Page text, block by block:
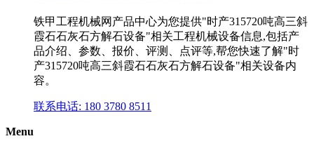
铁甲工程机械网产品中心为您提供"时产315720吨高三斜
霞石石灰石方解石设备"相关工程机械设备信息,包括产
品介绍、参数、报价、评测、点评等,帮您快速了解"时
产315720吨高三斜霞石石灰石方解石设备"相关设备内
容。
联系电话: 180 3780 8511
Menu